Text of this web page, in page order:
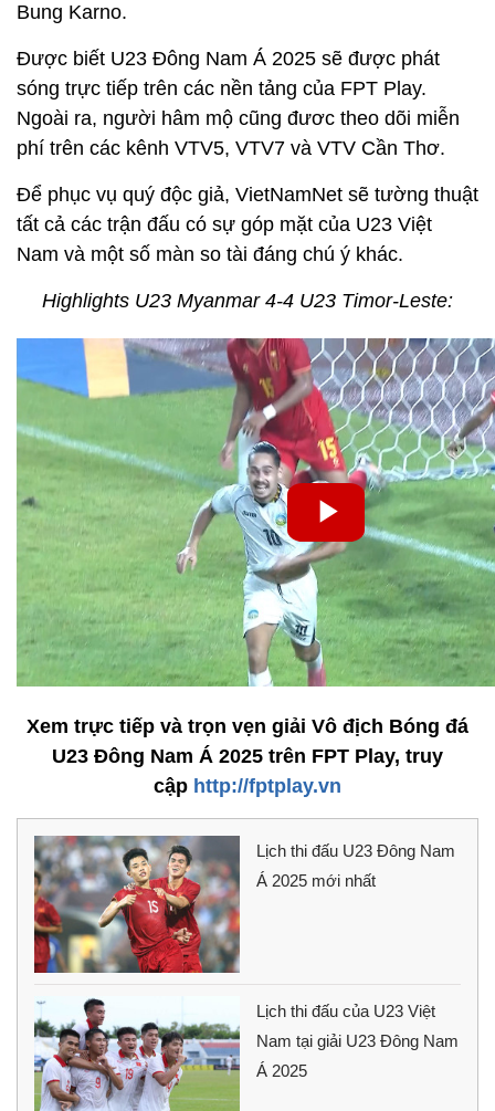
Bung Karno.
Được biết U23 Đông Nam Á 2025 sẽ được phát
sóng trực tiếp trên các nền tảng của FPT Play.
Ngoài ra, người hâm mộ cũng đươc theo dõi miễn
phí trên các kênh VTV5, VTV7 và VTV Cần Thơ.
Để phục vụ quý độc giả, VietNamNet sẽ tường thuật
tất cả các trận đấu có sự góp mặt của U23 Việt
Nam và một số màn so tài đáng chú ý khác.
Highlights U23 Myanmar 4-4 U23 Timor-Leste:
Xem trực tiếp và trọn vẹn giải Vô địch Bóng đá
U23 Đông Nam Á 2025 trên FPT Play, truy
cập http://fptplay.vn
Lịch thi đấu U23 Đông Nam
Á 2025 mới nhất
Lịch thi đấu của U23 Việt
Nam tại giải U23 Đông Nam
Á 2025